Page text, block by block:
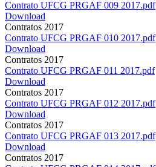
Contrato UFCG PRGAF 009 2017.pdf
Download
Contratos 2017
Contrato UFCG PRGAF 010 2017.pdf
Download
Contratos 2017
Contrato UFCG PRGAF 011 2017.pdf
Download
Contratos 2017
Contrato UFCG PRGAF 012 2017.pdf
Download
Contratos 2017
Contrato UFCG PRGAF 013 2017.pdf
Download
Contratos 2017